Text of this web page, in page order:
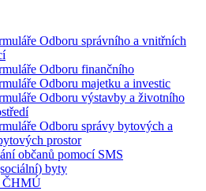
Odboru správního a vnitřních
Odboru finančního
Odboru majetku a investic
Odboru výstavby a životního
Odboru správy bytových a
prostor
občanů pomocí SMS
byty
ČHMÚ